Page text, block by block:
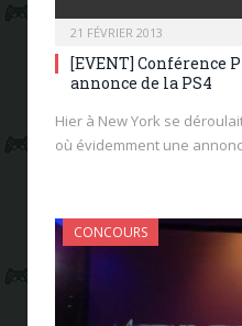
21 FÉVRIER 2013
[EVENT] Conférence
annonce de la PS4
Hier à New York se
où évidemment une
CONCOURS